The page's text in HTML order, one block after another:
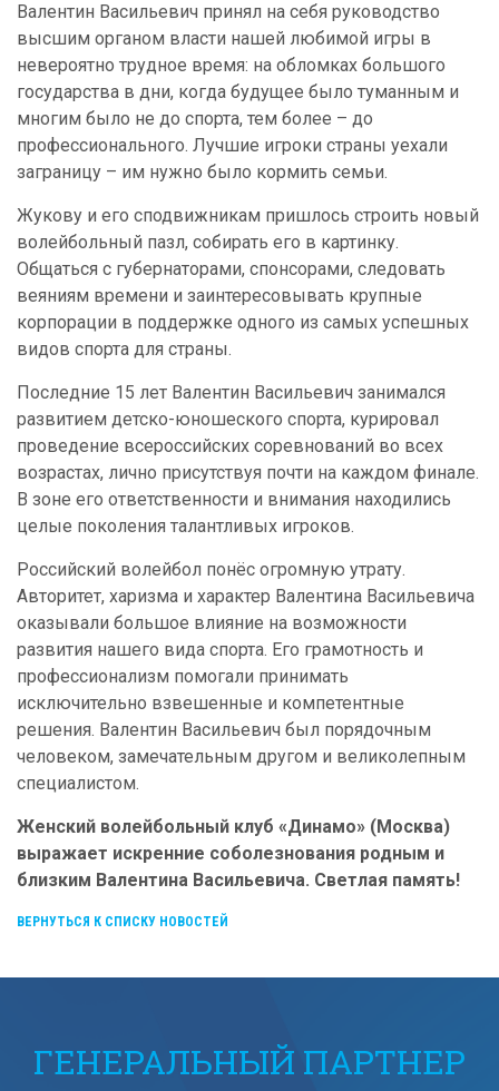
Валентин Васильевич принял на себя руководство
высшим органом власти нашей любимой игры в
невероятно трудное время: на обломках большого
государства в дни, когда будущее было туманным и
многим было не до спорта, тем более – до
профессионального. Лучшие игроки страны уехали
заграницу – им нужно было кормить семьи.
Жукову и его сподвижникам пришлось строить новый
волейбольный пазл, собирать его в картинку.
Общаться с губернаторами, спонсорами, следовать
веяниям времени и заинтересовывать крупные
корпорации в поддержке одного из самых успешных
видов спорта для страны.
Последние 15 лет Валентин Васильевич занимался
развитием детско-юношеского спорта, курировал
проведение всероссийских соревнований во всех
возрастах, лично присутствуя почти на каждом финале.
В зоне его ответственности и внимания находились
целые поколения талантливых игроков.
Российский волейбол понёс огромную утрату.
Авторитет, харизма и характер Валентина Васильевича
оказывали большое влияние на возможности
развития нашего вида спорта. Его грамотность и
профессионализм помогали принимать
исключительно взвешенные и компетентные
решения. Валентин Васильевич был порядочным
человеком, замечательным другом и великолепным
специалистом.
Женский волейбольный клуб «Динамо» (Москва)
выражает искренние соболезнования родным и
близким Валентина Васильевича. Светлая память!
ВЕРНУТЬСЯ К СПИСКУ НОВОСТЕЙ
ГЕНЕРАЛЬНЫЙ ПАРТНЕР